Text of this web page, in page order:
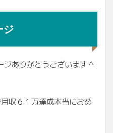
ジ
ありがとうございます＾
収６１万達成本当におめ